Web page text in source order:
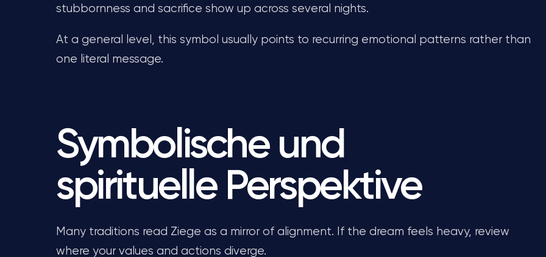
stubbornness and sacrifice show up across several nights.
At a general level, this symbol usually points to recurring emotional patterns rather than
one literal message.
Symbolische und
spirituelle Perspektive
Many traditions read Ziege as a mirror of alignment. If the dream feels heavy, review
where your values and actions diverge.